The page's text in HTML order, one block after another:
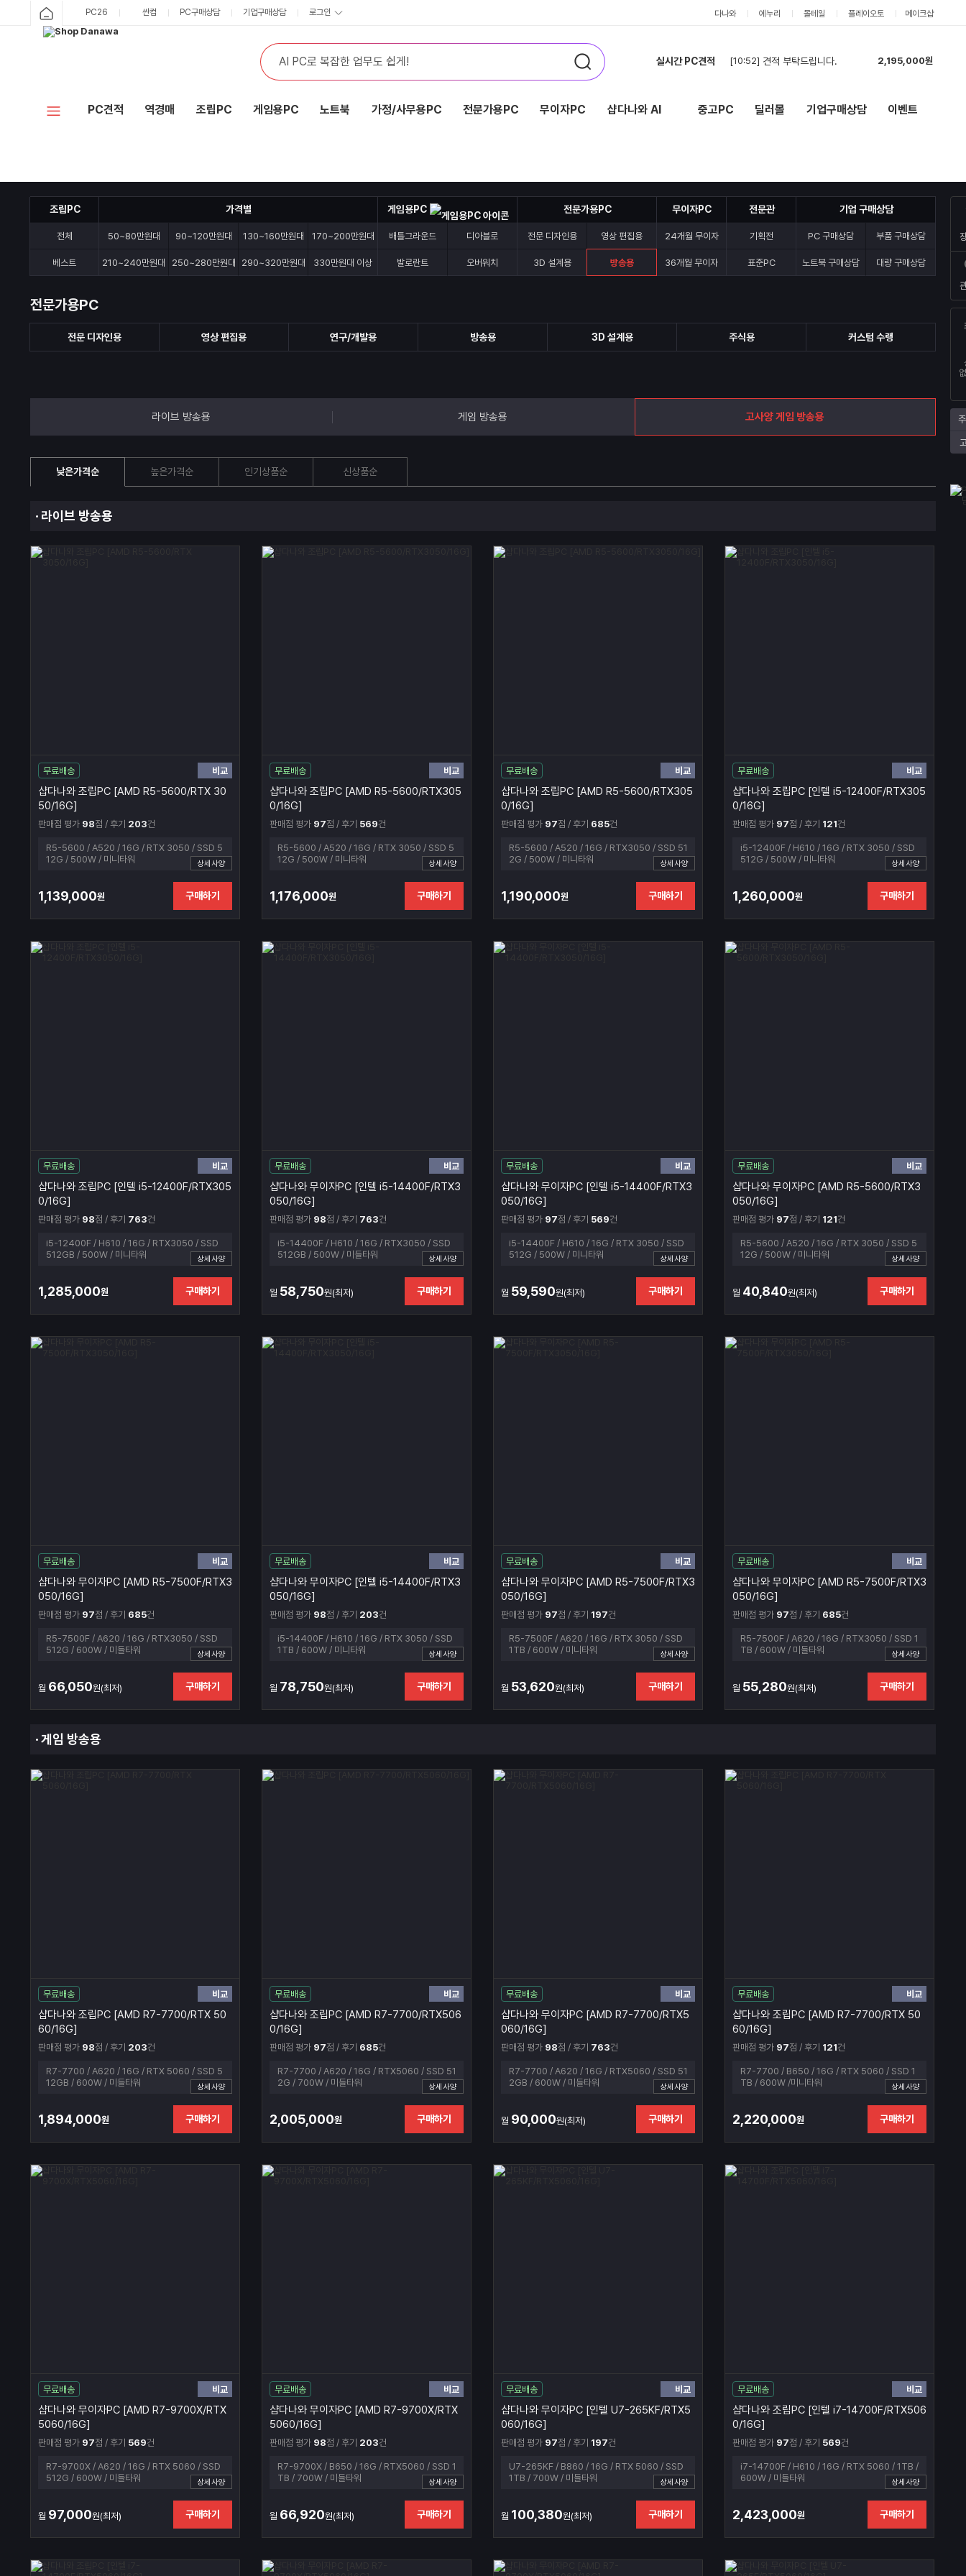
PC26 싼컴 PC구매상담 기업구매상담 로그인 다나와 에누리 몰테일 플레이오토 메이크샵
실시간 PC견적 [10:52] 견적 부탁드립니다.
2,195,000원
[02:26]카드 견적도 부탁드립니다.
2,555,000원
[00:44]견적 요청드립니다.
2,908,000원
PC견적 역경매 조립PC 게임용PC 노트북 가정/사무용PC 전문가용PC 무이자PC 샵다나와 AI 중고PC 딜러몰 기업구매상담 이벤트
조립PC
전체
베스트
가격별
50~80만원대 90~120만원대 130~160만원대 170~200만원대
210~240만원대 250~280만원대 290~320만원대 330만원대 이상
게임용PC
배틀그라운드 디아블로
발로란트 오버워치
전문가용PC
전문 디자인용 영상 편집용
3D 설계용 방송용
무이자PC
24개월 무이자
36개월 무이자
전문관
기획전
표준PC
기업 구매상담
PC 구매상담 부품 구매상담
노트북 구매상담 대량 구매상담
전문가용PC
전문 디자인용 영상 편집용 연구/개발용 방송용 3D 설계용 주식용 커스텀 수랭
라이브 방송용 게임 방송용 고사양 게임 방송용
낮은가격순 높은가격순 인기상품순 신상품순
라이브 방송용
무료배송 비교
샵다나와 조립PC [AMD R5-5600/RTX 30
50/16G]
판매점 평가 98점 / 후기 203건
R5-5600 / A520 / 16G / RTX 3050 / SSD 5
12G / 500W / 미니타워
상세사양
1,139,000원 구매하기
무료배송 비교
샵다나와 조립PC [AMD R5-5600/RTX305
0/16G]
판매점 평가 97점 / 후기 569건
R5-5600 / A520 / 16G / RTX 3050 / SSD 5
12G / 500W / 미니타워
상세사양
1,176,000원 구매하기
무료배송 비교
샵다나와 조립PC [AMD R5-5600/RTX305
0/16G]
판매점 평가 97점 / 후기 685건
R5-5600 / A520 / 16G / RTX3050 / SSD 51
2G / 500W / 미니타워
상세사양
1,190,000원 구매하기
무료배송 비교
샵다나와 조립PC [인텔 i5-12400F/RTX305
0/16G]
판매점 평가 97점 / 후기 121건
i5-12400F / H610 / 16G / RTX 3050 / SSD
512G / 500W / 미니타워
상세사양
1,260,000원 구매하기
무료배송 비교
샵다나와 조립PC [인텔 i5-12400F/RTX305
0/16G]
판매점 평가 98점 / 후기 763건
i5-12400F / H610 / 16G / RTX3050 / SSD
512GB / 500W / 미니타워
상세사양
1,285,000원 구매하기
무료배송 비교
샵다나와 무이자PC [인텔 i5-14400F/RTX3
050/16G]
판매점 평가 98점 / 후기 763건
i5-14400F / H610 / 16G / RTX3050 / SSD
512GB / 500W / 미들타워
상세사양
월 58,750원(최저) 구매하기
무료배송 비교
샵다나와 무이자PC [인텔 i5-14400F/RTX3
050/16G]
판매점 평가 97점 / 후기 569건
i5-14400F / H610 / 16G / RTX 3050 / SSD
512G / 500W / 미니타워
상세사양
월 59,590원(최저) 구매하기
무료배송 비교
샵다나와 무이자PC [AMD R5-5600/RTX3
050/16G]
판매점 평가 97점 / 후기 121건
R5-5600 / A520 / 16G / RTX 3050 / SSD 5
12G / 500W / 미니타워
상세사양
월 40,840원(최저) 구매하기
무료배송 비교
샵다나와 무이자PC [AMD R5-7500F/RTX3
050/16G]
판매점 평가 97점 / 후기 685건
R5-7500F / A620 / 16G / RTX3050 / SSD
512G / 600W / 미들타워
상세사양
월 66,050원(최저) 구매하기
무료배송 비교
샵다나와 무이자PC [인텔 i5-14400F/RTX3
050/16G]
판매점 평가 98점 / 후기 203건
i5-14400F / H610 / 16G / RTX 3050 / SSD
1TB / 600W / 미니타워
상세사양
월 78,750원(최저) 구매하기
무료배송 비교
샵다나와 무이자PC [AMD R5-7500F/RTX3
050/16G]
판매점 평가 97점 / 후기 197건
R5-7500F / A620 / 16G / RTX 3050 / SSD
1TB / 600W / 미니타워
상세사양
월 53,620원(최저) 구매하기
무료배송 비교
샵다나와 무이자PC [AMD R5-7500F/RTX3
050/16G]
판매점 평가 97점 / 후기 685건
R5-7500F / A620 / 16G / RTX3050 / SSD 1
TB / 600W / 미들타워
상세사양
월 55,280원(최저) 구매하기
게임 방송용
무료배송 비교
샵다나와 조립PC [AMD R7-7700/RTX 50
60/16G]
판매점 평가 98점 / 후기 203건
R7-7700 / A620 / 16G / RTX 5060 / SSD 5
12GB / 600W / 미들타워
상세사양
1,894,000원 구매하기
무료배송 비교
샵다나와 조립PC [AMD R7-7700/RTX506
0/16G]
판매점 평가 97점 / 후기 685건
R7-7700 / A620 / 16G / RTX5060 / SSD 51
2G / 700W / 미들타워
상세사양
2,005,000원 구매하기
무료배송 비교
샵다나와 무이자PC [AMD R7-7700/RTX5
060/16G]
판매점 평가 98점 / 후기 763건
R7-7700 / A620 / 16G / RTX5060 / SSD 51
2GB / 600W / 미들타워
상세사양
월 90,000원(최저) 구매하기
무료배송 비교
샵다나와 조립PC [AMD R7-7700/RTX 50
60/16G]
판매점 평가 97점 / 후기 121건
R7-7700 / B650 / 16G / RTX 5060 / SSD 1
TB / 600W /미니타워
상세사양
2,220,000원 구매하기
무료배송 비교
샵다나와 무이자PC [AMD R7-9700X/RTX
5060/16G]
판매점 평가 97점 / 후기 569건
R7-9700X / A620 / 16G / RTX 5060 / SSD
512G / 600W / 미들타워
상세사양
월 97,000원(최저) 구매하기
무료배송 비교
샵다나와 무이자PC [AMD R7-9700X/RTX
5060/16G]
판매점 평가 98점 / 후기 203건
R7-9700X / B650 / 16G / RTX5060 / SSD 1
TB / 700W / 미들타워
상세사양
월 66,920원(최저) 구매하기
무료배송 비교
샵다나와 무이자PC [인텔 U7-265KF/RTX5
060/16G]
판매점 평가 97점 / 후기 197건
U7-265KF / B860 / 16G / RTX 5060 / SSD
1TB / 700W / 미들타워
상세사양
월 100,380원(최저) 구매하기
무료배송 비교
샵다나와 조립PC [인텔 i7-14700F/RTX506
0/16G]
판매점 평가 97점 / 후기 569건
i7-14700F / H610 / 16G / RTX 5060 / 1TB /
600W / 미들타워
상세사양
2,423,000원 구매하기